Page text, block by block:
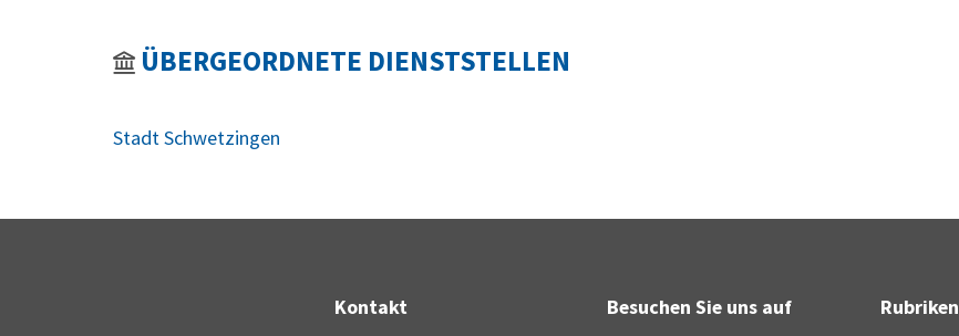
ÜBERGEORDNETE DIENSTSTELLEN
Stadt Schwetzingen
Kontakt Besuchen Sie uns auf Rubriken